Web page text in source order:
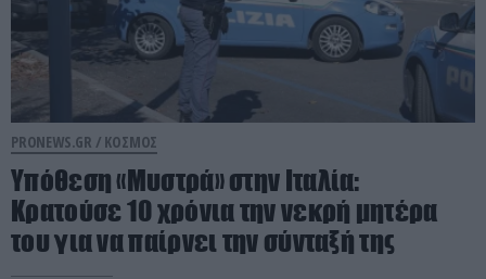
PRONEWS.GR / ΚΟΣΜΟΣ
Υπόθεση «Μυστρά» στην Ιταλία:
Κρατούσε 10 χρόνια την νεκρή μητέρα
του για να παίρνει την σύνταξή της